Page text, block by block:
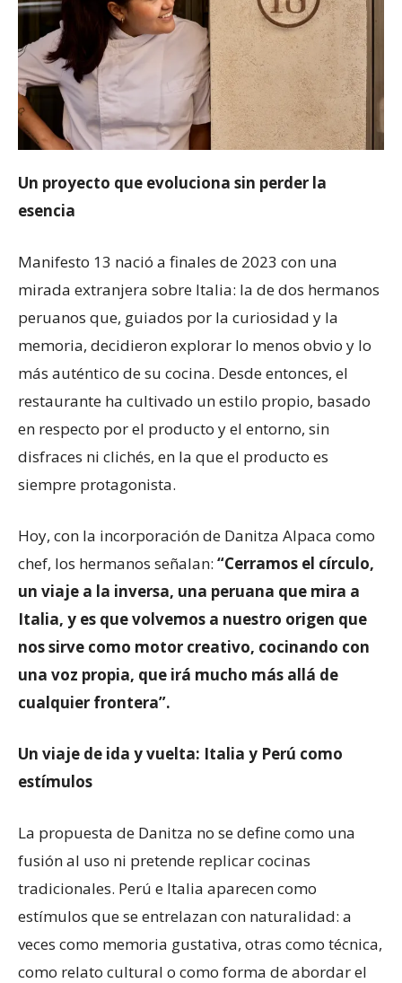
Un proyecto que evoluciona sin perder la
esencia
Manifesto 13 nació a finales de 2023 con una
mirada extranjera sobre Italia: la de dos hermanos
peruanos que, guiados por la curiosidad y la
memoria, decidieron explorar lo menos obvio y lo
más auténtico de su cocina. Desde entonces, el
restaurante ha cultivado un estilo propio, basado
en respecto por el producto y el entorno, sin
disfraces ni clichés, en la que el producto es
siempre protagonista.
Hoy, con la incorporación de Danitza Alpaca como
chef, los hermanos señalan: “Cerramos el círculo,
un viaje a la inversa, una peruana que mira a
Italia, y es que volvemos a nuestro origen que
nos sirve como motor creativo, cocinando con
una voz propia, que irá mucho más allá de
cualquier frontera”.
Un viaje de ida y vuelta: Italia y Perú como
estímulos
La propuesta de Danitza no se define como una
fusión al uso ni pretende replicar cocinas
tradicionales. Perú e Italia aparecen como
estímulos que se entrelazan con naturalidad: a
veces como memoria gustativa, otras como técnica,
como relato cultural o como forma de abordar el